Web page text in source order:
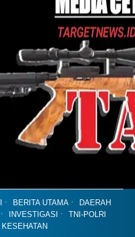
BERITA UTAMA
DAERAH
INVESTIGASI
TNI-POLRI
KESEHATAN